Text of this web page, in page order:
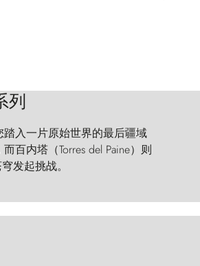
列
踏入一片原始世界的最后疆域
百内塔（Torres del Paine）则
发起挑战。